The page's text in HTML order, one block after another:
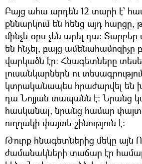
Բայց ահա արդեն 12 տարի է՝
քննարկում են հենց այդ հարցը,
մինչև օրս չեն արել դա։
են հնչել, բայց
վարկածն էր։ Հնագետները
լուսանկարներն ու
կտրականապես հրաժարվել են
դա Նոյյան տապանն է։ Նրանց
հասկանալ, նրանց համար փայտե
ուղղակի փայտե շինություն է։
Թուրք հնագետներից մեկը այն
ժամանակների տաճար էր